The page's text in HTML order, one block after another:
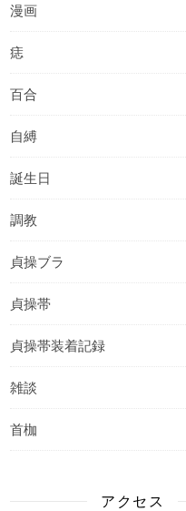
漫画
痣
百合
自縛
誕生日
調教
貞操ブラ
貞操帯
貞操帯装着記録
雑談
首枷
アクセス